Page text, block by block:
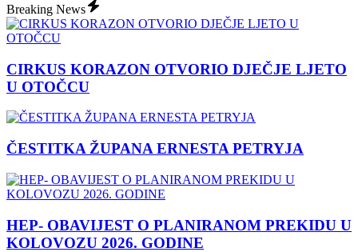
Breaking News
CIRKUS KORAZON OTVORIO DJEČJE LJETO
U OTOČCU
ČESTITKA ŽUPANA ERNESTA PETRYJA
HEP- OBAVIJEST O PLANIRANOM PREKIDU U
KOLOVOZU 2026. GODINE